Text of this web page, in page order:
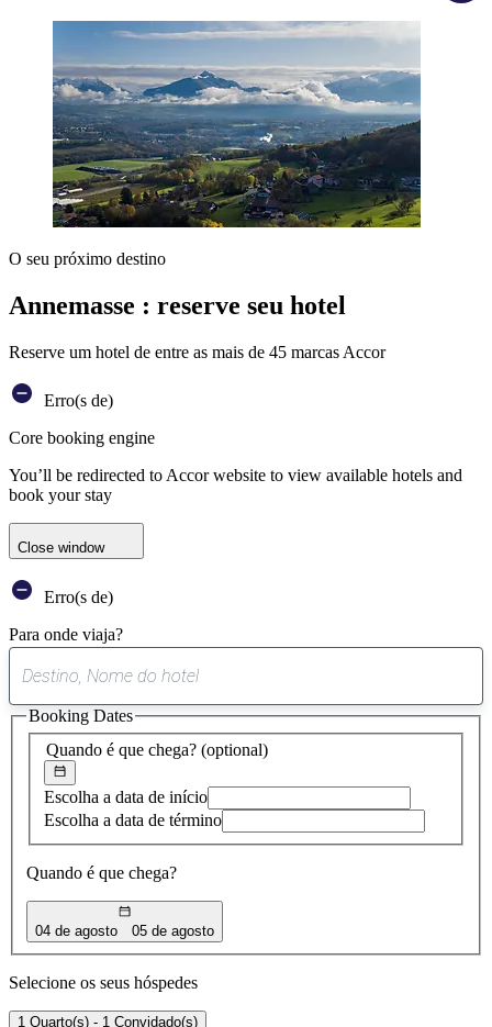
O seu próximo destino
Annemasse : reserve seu hotel
Reserve um hotel de entre as mais de 45 marcas Accor
Erro(s de)
Core booking engine
You’ll be redirected to Accor website to view available hotels and
book your stay
Close window
Erro(s de)
Para onde viaja?
sugestão
encontrada
Quando é que chega? (optional)
Escolha a data de início
Escolha a data de término
Quando é que chega?
04 de agosto 05 de agosto
Booking Dates
Selecione os seus hóspedes
1 Quarto(s) - 1 Convidado(s)